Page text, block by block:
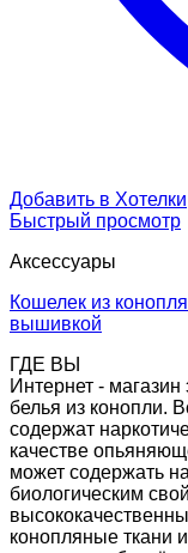
Добавить в Хотелки
Быстрый просмотр
Аксессуары
Кошелек из
вышивкой
ГДЕ ВЫ
Интернет -
белья из конопли.
содержат
качестве
может содержать
биологическим
конопляные ткани